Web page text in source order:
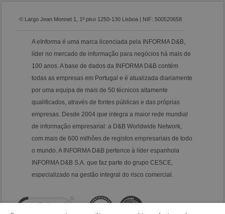
© Largo Jean Monnet 1, 1º piso 1250-130 Lisboa | NIF: 500520658
A eInforma é uma marca licenciada pela INFORMA D&B,
líder no mercado de informação para negócios há mais de
100 anos. A base de dados da INFORMA D&B contém
todas as empresas em Portugal e é atualizada diariamente
por uma equipa de mais de 50 técnicos altamente
qualificados, através de fontes públicas e das próprias
empresas. Desde 2004 que integra a maior rede mundial
de informação empresarial: a D&B Worldwide Network,
com mais de 600 milhões de registos empresariais de todo
o mundo. A INFORMA D&B pertence à líder espanhola
INFORMA D&B S.A. que faz parte do grupo CESCE,
especializado na gestão integral do risco comercial.